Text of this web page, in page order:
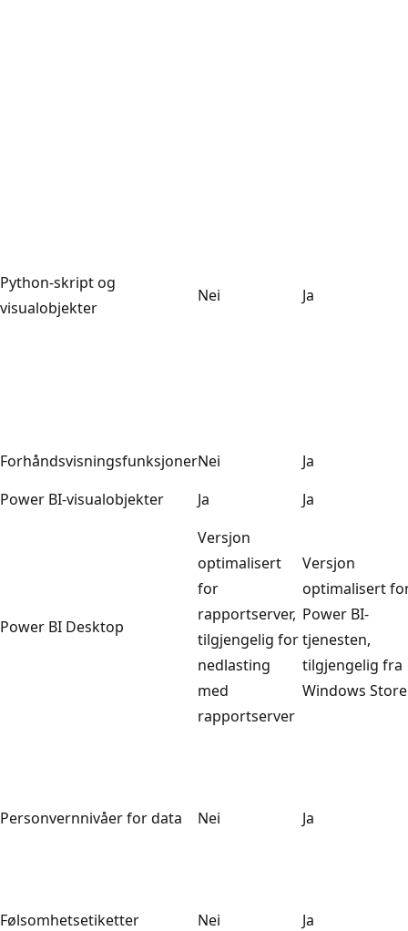
Python-skript og
visualobjekter
Nei Ja
ForhåndsvisningsfunksjonerNei
Ja
Power BI-visualobjekter
Ja Ja
Power BI Desktop
Versjon
optimalisert
for
rapportserver,
tilgjengelig for
nedlasting
med
rapportserver
Versjon
optimalisert
Power BI-
tjenesten,
tilgjengelig fra
Windows Store
Personvernnivåer for data Nei Ja
Følsomhetsetiketter Nei Ja